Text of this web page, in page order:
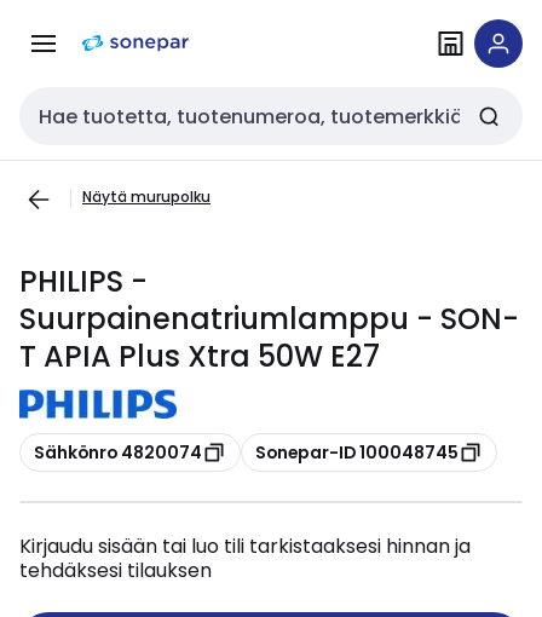
navigointiinsisältöön
Haku
Näytä murupolku
PHILIPS -
Suurpainenatriumlamppu - SON-
T APIA Plus Xtra 50W E27
Kopioi
Sähkönro 4820074 Kopioi
Sonepar-ID 100048745
Kirjaudu sisään tai luo tili tarkistaaksesi hinnan ja
tehdäksesi tilauksen